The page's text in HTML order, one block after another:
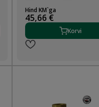
Hind KM`ga
45,66 €
Korvi